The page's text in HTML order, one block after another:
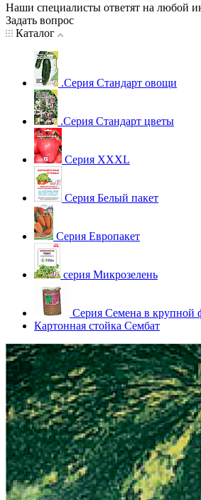
Наши специалисты ответят на любой
Задать вопрос
Каталог
.Серия Стандарт овощи
.Серия Стандарт цветы
Серия XXXL
Серия Белый пакет
Серия Европакет
серия Микрозелень
Серия Семена в крупной
Картонная стойка Сембат